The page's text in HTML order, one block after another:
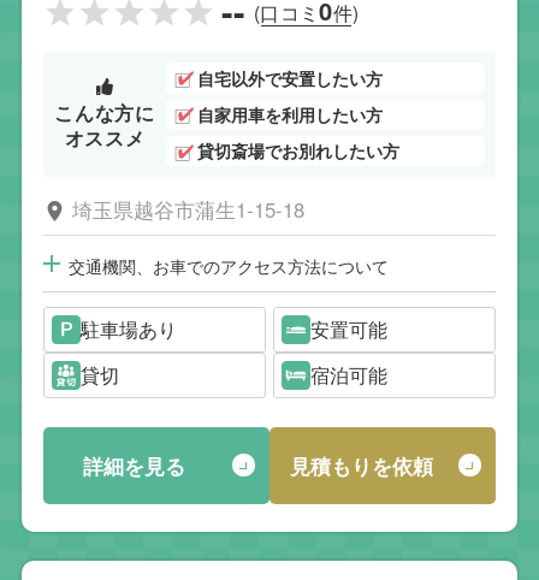
-- (口コミ0件)
こんな方に
オススメ
自宅以外で安置したい方
自家用車を利用したい方
貸切斎場でお別れしたい方
埼玉県越谷市蒲生1-15-18
交通機関、お車でのアクセス方法について
駐車場あり
安置可能
貸切
宿泊可能
詳細を見る 見積もりを依頼